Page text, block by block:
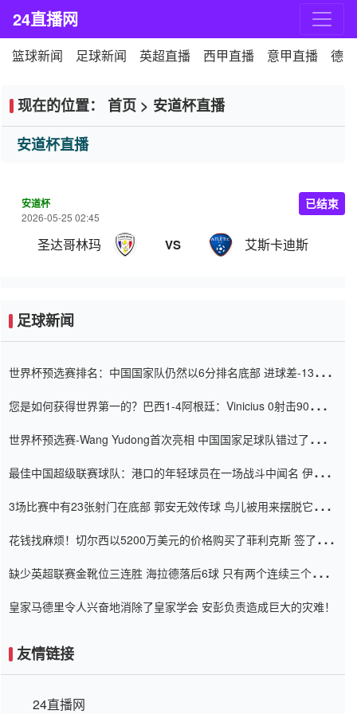
24直播网
篮球新闻 足球新闻 英超直播 西甲直播 意甲直播 德
现在的位置： 首页 > 安道杯直播
安道杯直播
安道杯
2026-05-25 02:45
圣达哥林玛 VS 艾斯卡迪斯
已结束
足球新闻
世界杯预选赛排名：中国国家队仍然以6分排名底部 进球差-13令人
您是如何获得世界第一的？巴西1-4阿根廷：Vinicius 0射击90分钟
世界杯预选赛-Wang Yudong首次亮相 中国国家足球队错过了世界
最佳中国超级联赛球队：港口的年轻球员在一场战斗中闻名 伊万放
3场比赛中有23张射门在底部 郭安无效传球 鸟儿被用来摆脱它
花钱找麻烦！切尔西以5200万美元的价格购买了菲利克斯 签了7年
缺少英超联赛金靴位三连胜 海拉德落后6球 只有两个连续三个连续
皇家马德里令人兴奋地消除了皇家学会 安彭负责造成巨大的灾难！
友情链接
24直播网